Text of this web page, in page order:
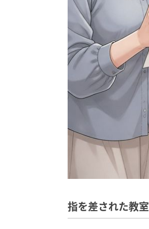
指を差された教室